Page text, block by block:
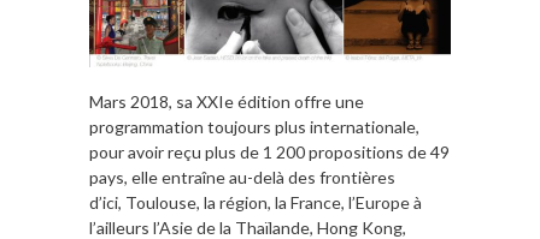
Mars 2018, sa XXIe édition offre une
programmation toujours plus internationale,
pour avoir reçu plus de 1 200 propositions de 49
pays, elle entraîne au-delà des frontières
d’ici, Toulouse, la région, la France, l’Europe à
l’ailleurs l’Asie de la Thaïlande, Hong Kong,